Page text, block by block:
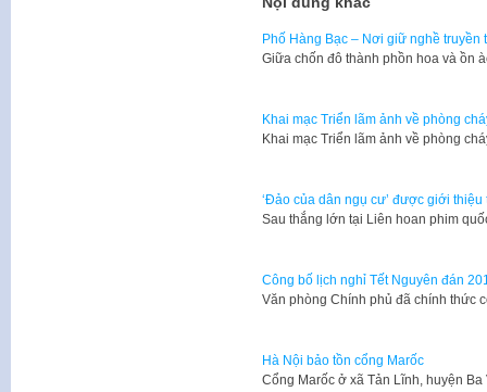
Phố Hàng Bạc – Nơi giữ nghề truyền
Giữa chốn đô thành phồn hoa và ồn
Khai mạc Triển lãm ảnh về phòng
Khai mạc Triển lãm ảnh về phòng
‘Đảo của dân ngụ cư’ được giới
Sau thắng lớn tại Liên hoan phim
Công bố lịch nghỉ Tết Nguyên đán
Văn phòng Chính phủ đã chính thức
Hà Nội bảo tồn cổng Marốc
Cổng Marốc ở xã Tản Lĩnh, huyện